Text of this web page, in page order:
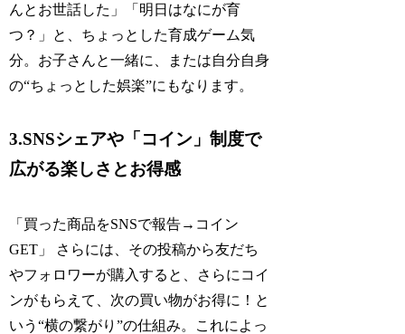
んとお世話した」「明日はなにが育
つ？」と、ちょっとした育成ゲーム気
分。お子さんと一緒に、または自分自身
の“ちょっとした娯楽”にもなります。
3.SNSシェアや「コイン」制度で
広がる楽しさとお得感
「買った商品をSNSで報告→コイン
GET」 さらには、その投稿から友だち
やフォロワーが購入すると、さらにコイ
ンがもらえて、次の買い物がお得に！と
いう“横の繋がり”の仕組み。これによっ